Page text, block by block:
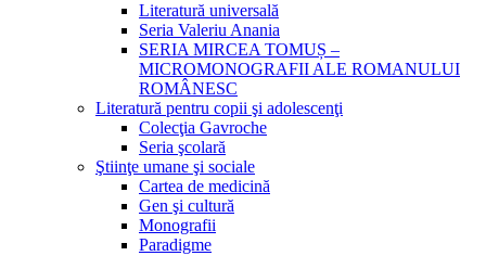
Literatură universală
Seria Valeriu Anania
SERIA MIRCEA TOMUȘ –
MICROMONOGRAFII ALE ROMANULUI
ROMÂNESC
Literatură pentru copii şi adolescenţi
Colecţia Gavroche
Seria şcolară
Ştiinţe umane şi sociale
Cartea de medicină
Gen şi cultură
Monografii
Paradigme